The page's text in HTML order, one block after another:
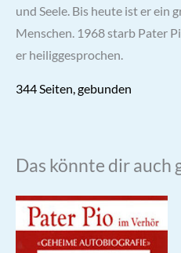
und Seele. Bis heute ist er ein
Menschen. 1968 starb Pater
er heiliggesprochen.
344 Seiten, gebunden
Das könnte dir auch